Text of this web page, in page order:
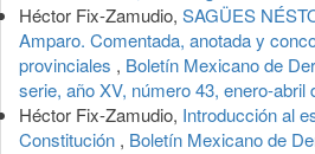
Héctor Fix-Zamudio, SAGÜES
Amparo. Comentada, anotada y
provinciales , Boletín Mexicano de
serie, año XV, número 43, enero-abril
Héctor Fix-Zamudio, Introducción al
Constitución , Boletín Mexicano de